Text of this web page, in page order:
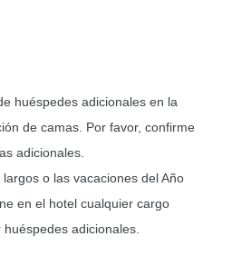
huéspedes adicionales en la
de camas. Por favor, confirme
adicionales.
o las vacaciones del Año
en el hotel cualquier cargo
adicionales.